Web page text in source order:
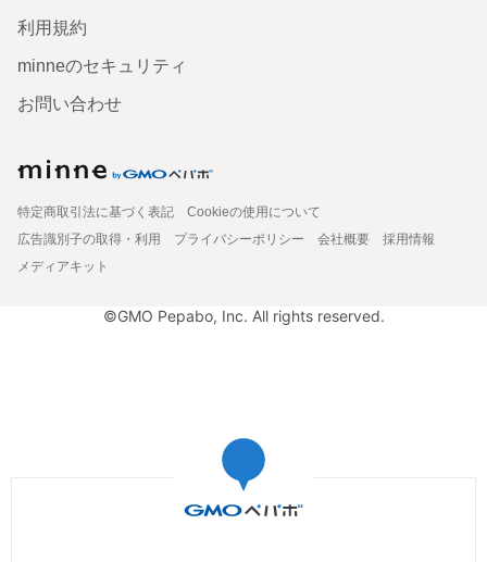
利用規約
minneのセキュリティ
お問い合わせ
特定商取引法に基づく表記
Cookieの使用について
広告識別子の取得・利用
プライバシーポリシー 会社概要
採用情報
メディアキット
©GMO Pepabo, Inc. All rights reserved.